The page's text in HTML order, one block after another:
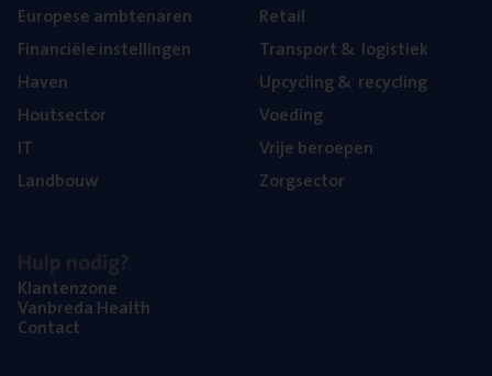
Euro­pe­se ambtenaren
Finan­ci­ë­le instellingen
Haven
Hout­sec­tor
IT
Land­bouw
Retail
Trans­port& logistiek
Upcy­cling& recycling
Voe­ding
Vrije beroe­pen
Zorg­sec­tor
Klan­ten­zo­ne
Van­b­re­da Health
Con­tact